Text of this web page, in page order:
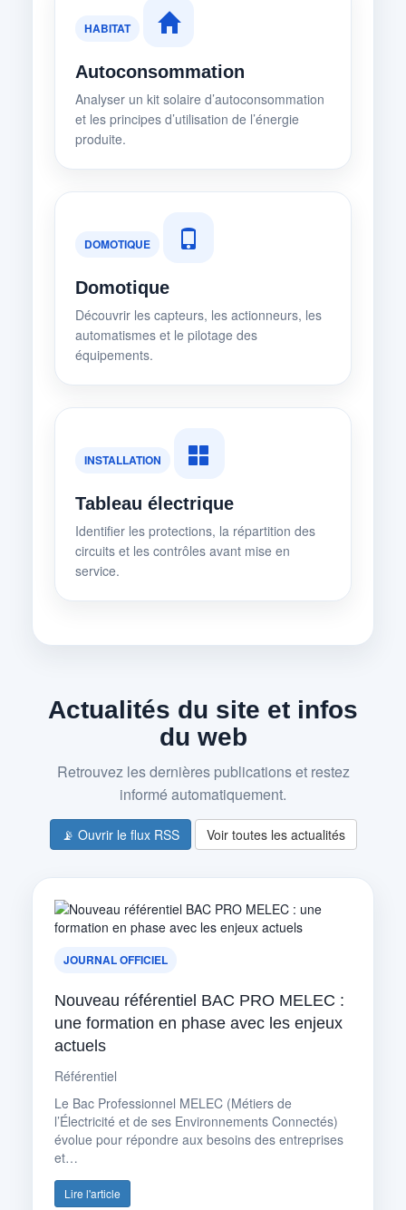
HABITAT
Autoconsommation
Analyser un kit solaire d’autoconsommation
et les principes d’utilisation de l’énergie
produite.
DOMOTIQUE
Domotique
Découvrir les capteurs, les actionneurs, les
automatismes et le pilotage des
équipements.
INSTALLATION
Tableau électrique
Identifier les protections, la répartition des
circuits et les contrôles avant mise en
service.
Actualités du site et infos
du web
Retrouvez les dernières publications et restez
informé automatiquement.
📡 Ouvrir le flux RSS Voir toutes les actualités
JOURNAL OFFICIEL
Nouveau référentiel BAC PRO MELEC :
une formation en phase avec les enjeux
actuels
Référentiel
Le Bac Professionnel MELEC (Métiers de
l’Électricité et de ses Environnements Connectés)
évolue pour répondre aux besoins des entreprises
et…
Lire l'article